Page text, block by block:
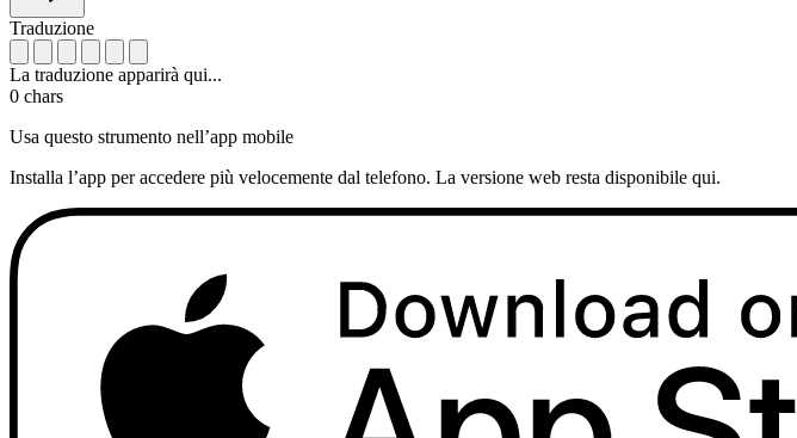
Traduzione
La traduzione apparirà qui...
0 chars
Usa questo strumento nell’app mobile
Installa l’app per accedere più velocemente dal telefono. La versione web resta disponibile qui.